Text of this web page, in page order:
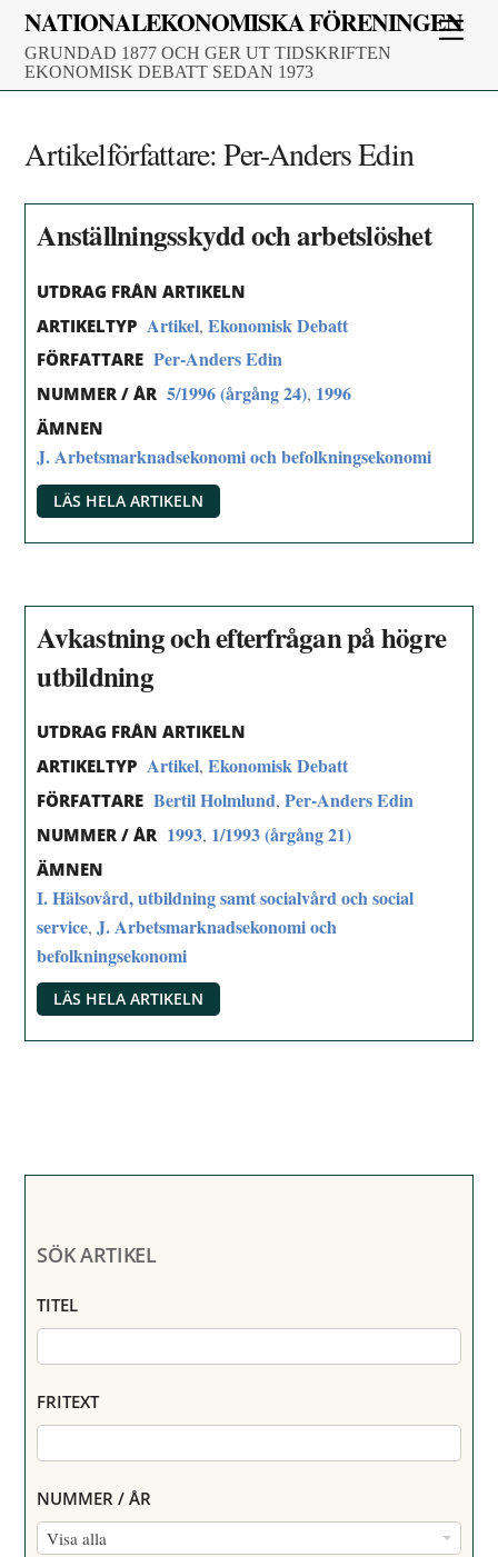
Skip
content
NATIONALEKONOMISKA FÖRENINGEN
GRUNDAD 1877 OCH GER UT TIDSKRIFTEN
EKONOMISK DEBATT SEDAN 1973
Artikelförfattare:Per-Anders Edin
Anställningsskydd och arbetslöshet
UTDRAG FRÅN ARTIKELN
ARTIKELTYP Artikel,Ekonomisk Debatt
FÖRFATTARE Per-Anders Edin
NUMMER / ÅR 5/1996 (årgång 24), 1996
ÄMNEN
J. Arbetsmarknadsekonomi och befolkningsekonomi
LÄS HELA ARTIKELN
Avkastning och efterfrågan på högre
utbildning
UTDRAG FRÅN ARTIKELN
ARTIKELTYP Artikel,Ekonomisk Debatt
FÖRFATTARE Bertil Holmlund,Per-Anders Edin
NUMMER / ÅR 1993, 1/1993 (årgång 21)
ÄMNEN
I. Hälsovård, utbildning samt socialvård och social
service,J. Arbetsmarknadsekonomi och
befolkningsekonomi
LÄS HELA ARTIKELN
SÖK ARTIKEL
TITEL
FRITEXT
NUMMER / ÅR
Visa alla
N